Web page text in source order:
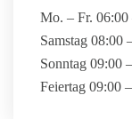
Mo. – Fr.
Samstag 08:00
Sonntag 09:00
Feiertag 09:00